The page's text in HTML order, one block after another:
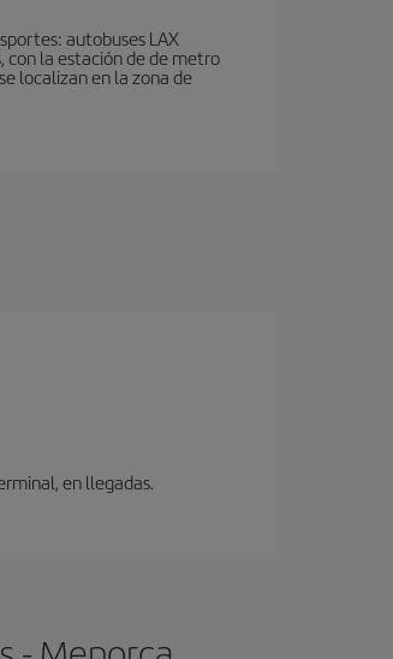
autobuses LAX
con la estación de de metro
localizan en la zona de
en llegadas.